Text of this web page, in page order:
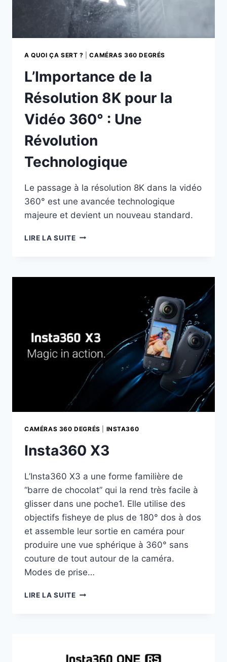
A QUOI ÇA SERT ? |CAMÉRAS 360 DEGRÉS
L’Importance de la
Résolution 8K pour la
Vidéo 360° : Une
Révolution
Technologique
Le passage à la résolution 8K dans la vidéo
360° est une avancée technologique
majeure et devient un nouveau standard.
LIRE LA SUITEL’IMPORTANCE
8K
:
UNE
RÉVOLUTION
TECHNOLOGIQUE
CAMÉRAS 360 DEGRÉS INSTA360
Insta360 X3
L’Insta360 X3 a une forme familière de
“barre de chocolat” qui la rend très facile à
glisser dans une poche1. Elle utilise des
objectifs fisheye de plus de 180° dos à dos
et assemble leur sortie en caméra pour
produire une vue sphérique à 360° sans
couture de tout autour de la caméra.
Modes de prise…
LIRE LA SUITEINSTA360